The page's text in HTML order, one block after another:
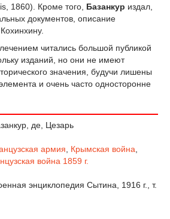
1860). Кроме того, Базанкур издал,
документов, описание
читались большой публикой
изданий, но они не имеют
значения, будучи лишены
элемента и очень часто односторонне
де, Цезарь
армия, Крымская война,
война 1859 г.
энциклопедия Сытина, 1916 г., т.